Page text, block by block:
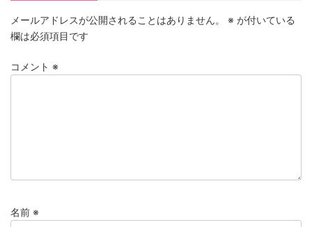
メールアドレスが公開されることはありません。 ※ が付いている
欄は必須項目です
コメント ※
名前 ※